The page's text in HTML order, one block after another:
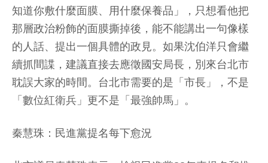
知道你敷什麼面膜、用什麼保養品」，只想看他把
那層政治粉飾的面膜撕掉後，能不能講出一句像樣
的人話、提出一個具體的政見。如果沈伯洋只會繼
續抓間諜，建議直接去應徵國安局長，別來台北市
耽誤大家的時間。台北市需要的是「市長」，不是
「數位紅衛兵」更不是「最強帥馬」。
秦慧珠：民進黨提名每下愈況